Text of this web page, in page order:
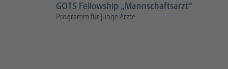
GOTS Fellowship „Mannschaftsarzt“
Programm für junge Ärzte